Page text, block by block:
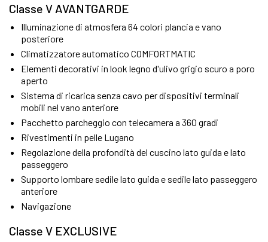
Classe V AVANTGARDE
Illuminazione di atmosfera 64 colori plancia e vano
posteriore
Climatizzatore automatico COMFORTMATIC
Elementi decorativi in look legno d'ulivo grigio scuro a poro
aperto
Sistema di ricarica senza cavo per dispositivi terminali
mobili nel vano anteriore
Pacchetto parcheggio con telecamera a 360 gradi
Rivestimenti in pelle Lugano
Regolazione della profondità del cuscino lato guida e lato
passeggero
Supporto lombare sedile lato guida e sedile lato passeggero
anteriore
Navigazione
Classe V EXCLUSIVE